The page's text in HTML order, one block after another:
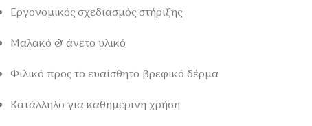
Εργονομικός σχεδιασμός στήριξης
Μαλακό & άνετο υλικό
Φιλικό προς το ευαίσθητο βρεφικό δέρμα
Κατάλληλο για καθημερινή χρήση